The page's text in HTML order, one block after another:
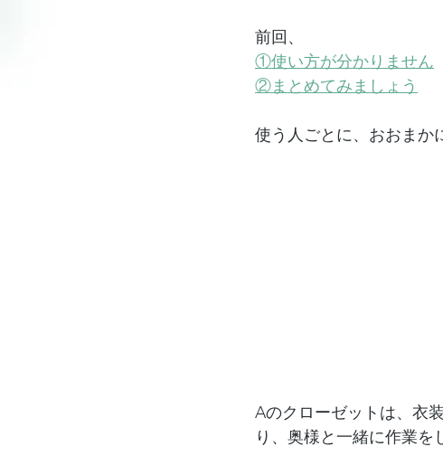
前回、
①使い方が分かりません
②まとめてみましょう
使う人ごとに、おおまか
Aのクローゼットは、衣
り、奥様と一緒に作業を